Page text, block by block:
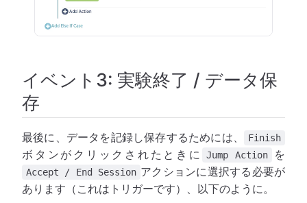
イベント3: 実験終了 / データ保
存
最後に、データを記録し保存するためには、 Finish
ボタンがクリックされたときに Jump Action を
Accept / End Session アクションに選択する必要が
あります（これはトリガーです）、以下のように。